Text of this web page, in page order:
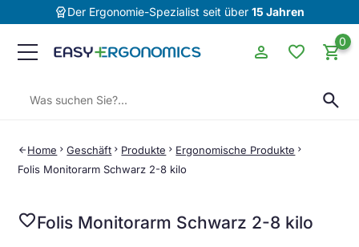
editor_choiceDer Ergonomie-Spezialist seit über 15 Jahren
search
person favorite 0
shopping_cart
arrow_back Home chevron_rightGeschäft chevron_right Produkte chevron_right Ergonomische Produkte chevron_right
Folis Monitorarm Schwarz 2-8 kilo
favoriteFolis Monitorarm Schwarz 2-8 kilo